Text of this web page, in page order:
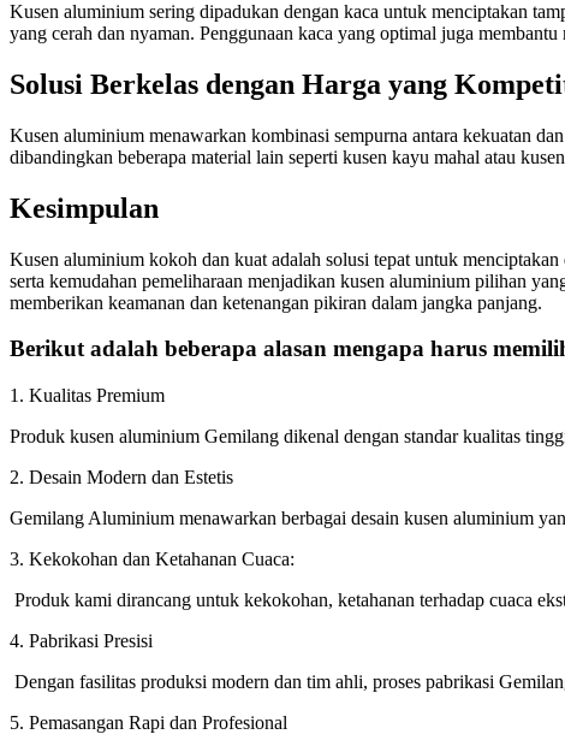
Kusen aluminium sering dipadukan dengan kaca untuk menciptakan
yang cerah dan nyaman. Penggunaan kaca yang optimal juga
Solusi Berkelas dengan Harga yang
Kusen aluminium menawarkan kombinasi sempurna antara kekuatan
dibandingkan beberapa material lain seperti kusen kayu mahal atau
Kesimpulan
Kusen aluminium kokoh dan kuat adalah solusi tepat untuk
serta kemudahan pemeliharaan menjadikan kusen aluminium pilihan
memberikan keamanan dan ketenangan pikiran dalam jangka panjang.
Berikut adalah beberapa alasan mengapa harus
1. Kualitas Premium
Produk kusen aluminium Gemilang dikenal dengan standar kualitas
2. Desain Modern dan Estetis
Gemilang Aluminium menawarkan berbagai desain kusen aluminium
3. Kekokohan dan Ketahanan Cuaca:
Produk kami dirancang untuk kekokohan, ketahanan terhadap cuaca
4. Pabrikasi Presisi
Dengan fasilitas produksi modern dan tim ahli, proses pabrikasi
5. Pemasangan Rapi dan Profesional